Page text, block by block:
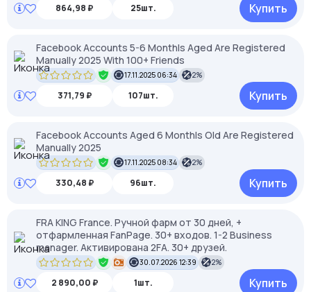
864,98 ₽ 25шт. Купить
Facebook Accounts 5-6 Monthls Aged Are Registered
Manually 2025 With 100+ Friends
17.11.2025 06:34 2%
371,79 ₽ 107шт. Купить
Facebook Accounts Aged 6 Monthls Old Are Registered
Manually 2025
17.11.2025 08:34 2%
330,48 ₽ 96шт. Купить
FRA KING France. Ручной фарм от 30 дней, +
отфармленная FanPage. 30+ входов. 1-2 Business
manager. Активирована 2FA. 30+ друзей.
30.07.2026 12:39 2%
2 890,00 ₽ 1шт. Купить